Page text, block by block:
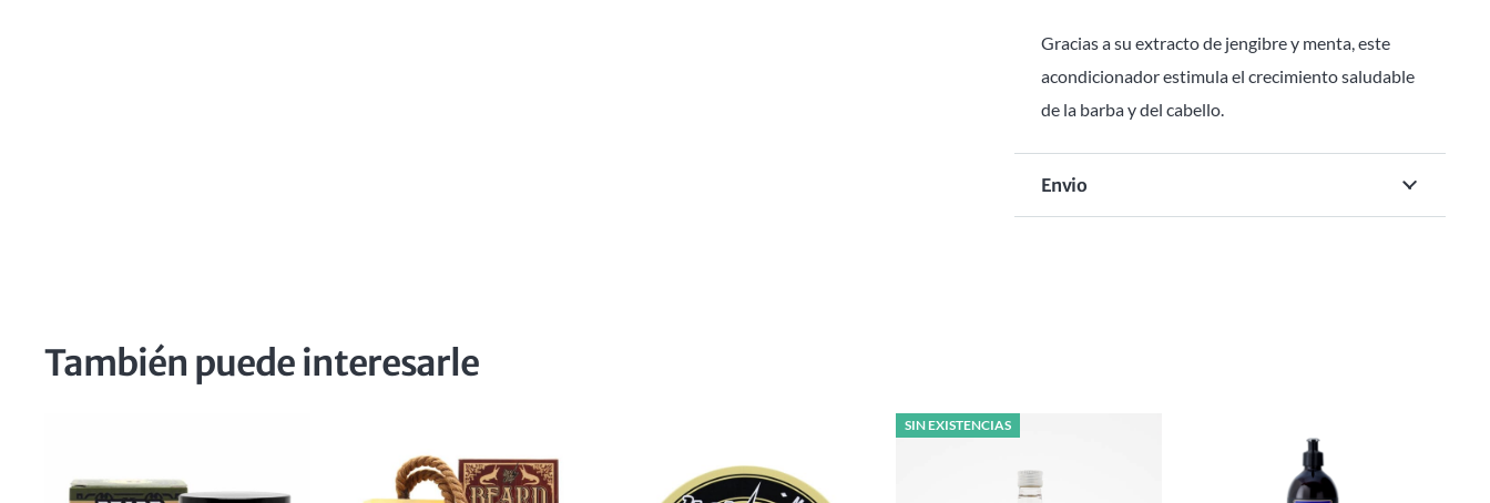
Gracias a su extracto de jengibre y menta, este
acondicionador estimula el crecimiento saludable
de la barba y del cabello.
Envio
También puede interesarle
SIN EXISTENCIAS